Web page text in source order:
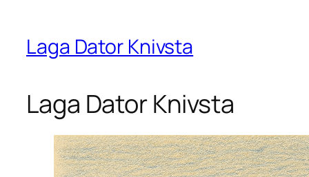
Laga Dator Knivsta
Laga Dator Knivsta